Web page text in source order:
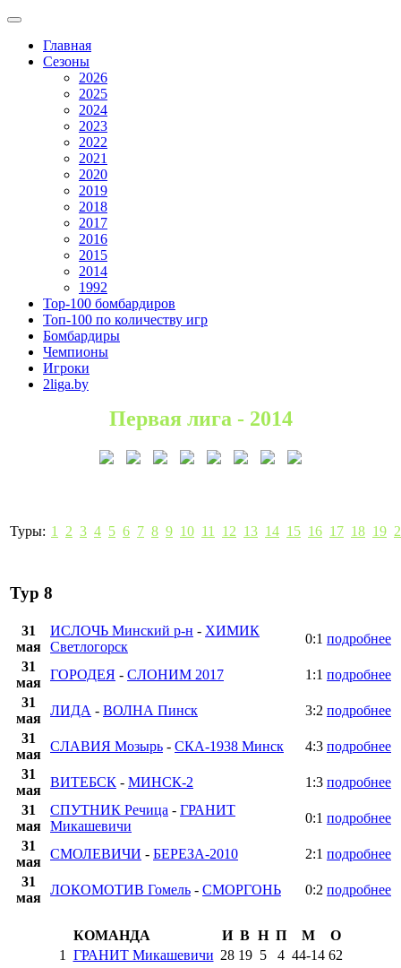
Главная
Сезоны
2026
2025
2024
2023
2022
2021
2020
2019
2018
2017
2016
2015
2014
1992
Top-100 бомбардиров
Топ-100 по количеству игр
Бомбардиры
Чемпионы
Игроки
2liga.by
Первая лига - 2014
Туры: 1 2 3 4 5 6 7 8 9 10 11 12 13 14 15 16 17 18 19
Тур 8
31
мая
ИСЛОЧЬ Минский р-н - ХИМИК
Светлогорск
0:1 подробнее
31
мая
ГОРОДЕЯ - СЛОНИМ 2017 1:1 подробнее
31
мая
ЛИДА - ВОЛНА Пинск 3:2 подробнее
31
мая
СЛАВИЯ Мозырь - СКА-1938 Минск 4:3 подробнее
31
мая
ВИТЕБСК - МИНСК-2 1:3 подробнее
31
мая
СПУТНИК Речица - ГРАНИТ
Микашевичи
0:1 подробнее
31
мая
СМОЛЕВИЧИ - БЕРЕЗА-2010 2:1 подробнее
31
мая
ЛОКОМОТИВ Гомель - СМОРГОНЬ 0:2 подробнее
КОМАНДА И В Н П М
О
1
ГРАНИТ Микашевичи 28 19 5 4 44-14 62